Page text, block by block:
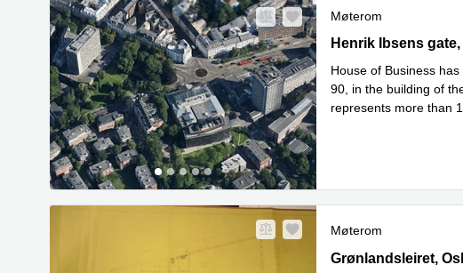
Møterom
Henrik Ibsen’s gate
Henrik Ibsens
House of Business
90, in the building of
represents more than
Møterom
Grønlandsleiret 37,
Grønlandsleiret,